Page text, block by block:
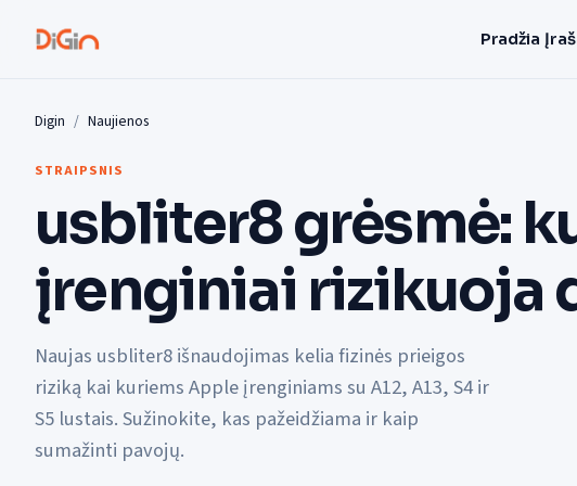
Pradžia
Digin Naujienos
STRAIPSNIS
usbliter8 grėsmė:
įrenginiai rizikuoja
Naujas usbliter8 išnaudojimas kelia fizinės prieigos
riziką kai kuriems Apple įrenginiams su A12, A13, S4 ir
S5 lustais. Sužinokite, kas pažeidžiama ir kaip
sumažinti pavojų.